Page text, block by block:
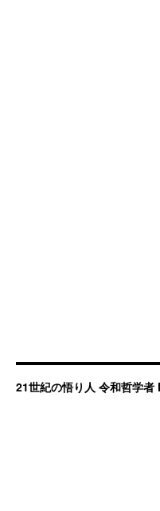
21世紀の悟り人 令和哲学